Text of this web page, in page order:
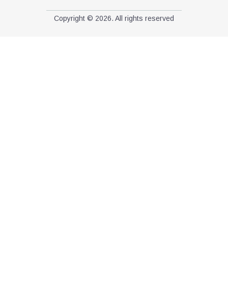
Copyright © 2026. All rights reserved